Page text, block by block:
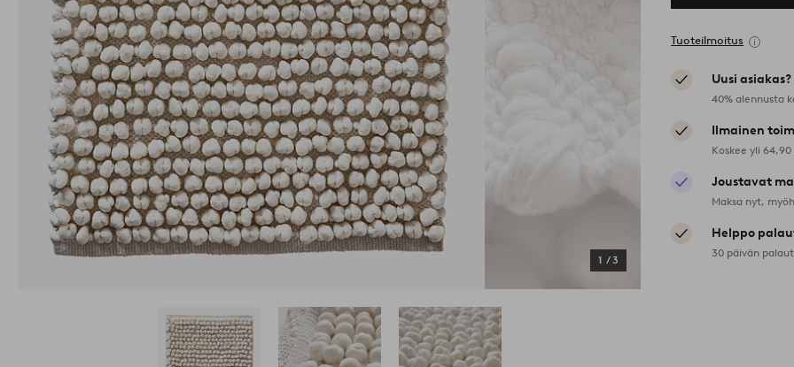
1 /3
Tuoteilmoitus
Uusi asiakas?
40% alennusta
Ilmainen
Koskee yli
Joustavat
Maksa nyt,
Helppo
30 päivän